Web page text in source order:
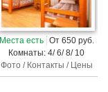
Места есть От 650 руб.
Комнаты: 4/ 6/ 8/ 10
Фото / Контакты / Цены